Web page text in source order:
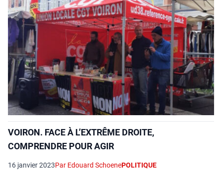
VOIRON. FACE À L’EXTRÊME DROITE,
COMPRENDRE POUR AGIR
16 janvier 2023Par Edouard SchoenePOLITIQUE